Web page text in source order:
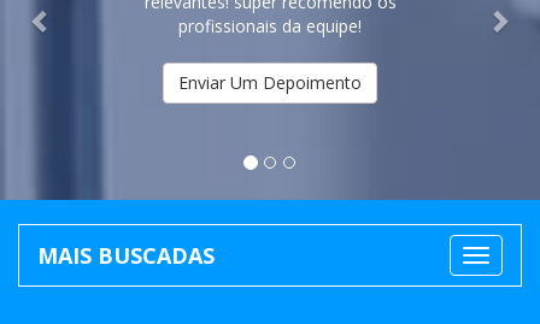
profissionais da equipe!
Enviar Um Depoimento
MAIS BUSCADAS